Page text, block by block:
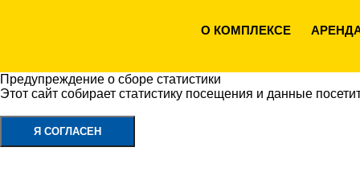
О КОМПЛЕКСЕ
Предупреждение о сборе статистики
Этот сайт собирает статистику посещения и данные
Я СОГЛАСЕН